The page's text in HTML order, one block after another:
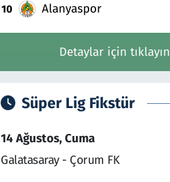
10 Alanyaspor
Detaylar için tıklayın
Süper Lig Fikstür
14 Ağustos, Cuma
Galatasaray - Çorum FK